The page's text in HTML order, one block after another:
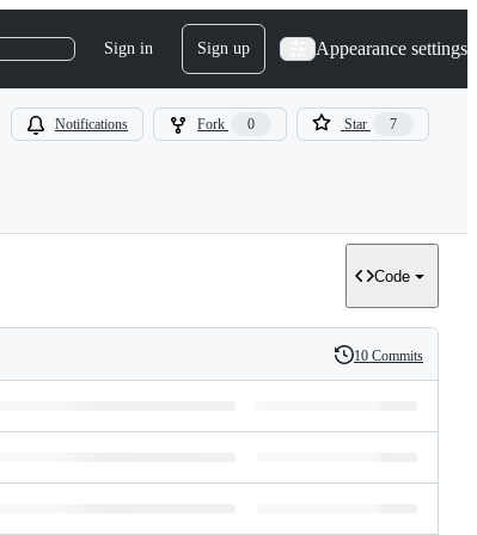
Sign in Sign up Appearance settings
Notifications Fork 0 Star 7
Code
History
10 Commits